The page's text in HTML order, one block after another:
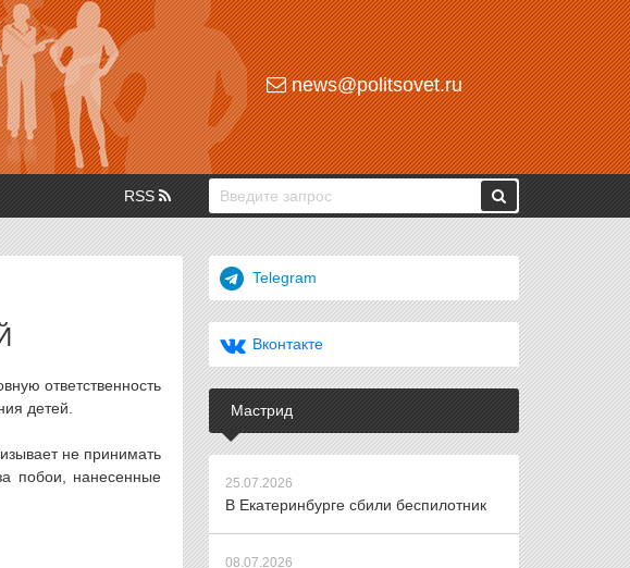
news@politsovet.ru
RSS
ответственность
детей.
не принимать
побои, нанесенные
Telegram
Вконтакте
Мастрид
25.07.2026
В Екатеринбурге сбили беспилотник
08.07.2026